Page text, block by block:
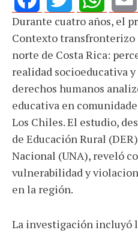
FacebookTwitterWhatsAppEmail
Durante cuatro años, el
Contexto
norte de Costa Rica:
realidad socioeducativa
derechos humanos
educativa en
Los Chiles. El estudio,
de Educación Rural
Nacional (UNA), reveló
vulnerabilidad y
en la región.
La investigación incluyó